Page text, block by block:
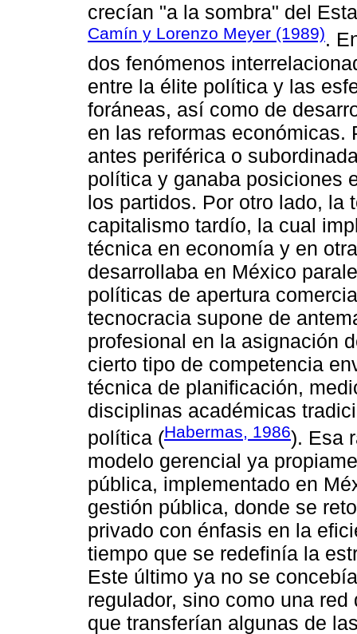
crecían "a la sombra" del
Camín y Lorenzo Meyer (1989).
dos fenómenos
entre la élite política y las
foráneas, así como de
en las reformas económicas.
antes periférica o
política y ganaba posiciones
los partidos. Por otro lado, la
capitalismo tardío, la cual
técnica en economía y en
desarrollaba en México
políticas de apertura
tecnocracia supone de
profesional en la asignación
cierto tipo de competencia
técnica de planificación,
disciplinas académicas
política (Habermas, 1986). Esa
modelo gerencial ya
pública, implementado en
gestión pública, donde se
privado con énfasis en la
tiempo que se redefinía la
Este último ya no se
regulador, sino como una
que transferían algunas de